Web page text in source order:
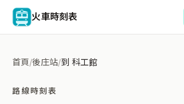
火車時刻表
首頁/後庄站/到 科工館
路線時刻表